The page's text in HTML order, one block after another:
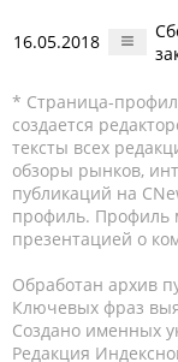
16.05.2018
* Страница-
создается
тексты всех
обзоры рынков,
публикаций на
профиль. Профиль
презентацией о
Обработан архив
Ключевых фраз
Создано именных
Редакция